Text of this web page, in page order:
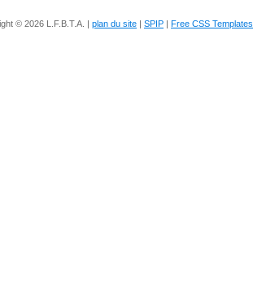
© 2026 L.F.B.T.A. | plan du site | SPIP | Free CSS Templates